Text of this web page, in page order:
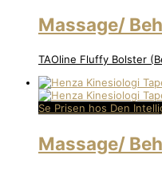
Massage/
TAOline Fluffy Bolster
Se Prisen hos Den
Massage/